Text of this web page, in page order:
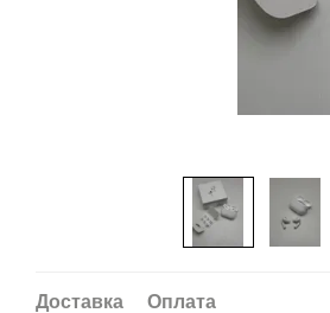
Доставка
Оплата